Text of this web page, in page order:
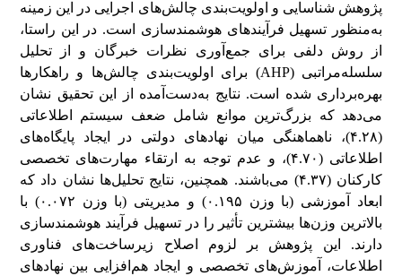
پژوهش شناسایی و اولویت‌بندی چالش‌های اجرایی در این زمینه
به‌منظور تسهیل فرآیندهای هوشمندسازی است. در این راستا،
از روش دلفی برای جمع‌آوری نظرات خبرگان و از تحلیل
سلسله‌مراتبی (AHP) برای اولویت‌بندی چالش‌ها و راهکارها
بهره‌برداری شده است. نتایج به‌دست‌آمده از این تحقیق نشان
می‌دهد که بزرگ‌ترین موانع شامل ضعف سیستم اطلاعاتی
(۴.۲۸)، ناهماهنگی میان نهادهای دولتی در ایجاد پایگاه‌های
اطلاعاتی (۴.۷۰)، و عدم توجه به ارتقاء مهارت‌های تخصصی
کارکنان (۴.۳۷) می‌باشند. همچنین، نتایج تحلیل‌ها نشان داد که
ابعاد آموزشی (با وزن ۰.۱۹۵) و مدیریتی (با وزن ۰.۰۷۲) با
بالاترین وزن‌ها بیشترین تأثیر را در تسهیل فرآیند هوشمندسازی
دارند. این پژوهش بر لزوم اصلاح زیرساخت‌های فناوری
اطلاعات، آموزش‌های تخصصی و ایجاد هم‌افزایی بین نهادهای